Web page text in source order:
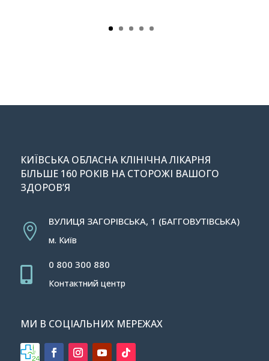
КИЇВСЬКА ОБЛАСНА КЛІНІЧНА ЛІКАРНЯ
БІЛЬШЕ 160 РОКІВ НА СТОРОЖІ ВАШОГО
ЗДОРОВ’Я

ВУЛИЦЯ ЗАГОРІВСЬКА, 1 (БАГГОВУТІВСЬКА)
м. Київ

0 800 300 880
Контактний центр
МИ В СОЦІАЛЬНИХ МЕРЕЖАХ